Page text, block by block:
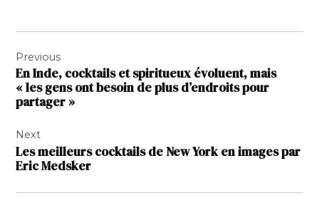
de
l’article
Previous
En Inde, cocktails et spiritueux évoluent, mais
« les gens ont besoin de plus d’endroits pour
partager »
Next
Les meilleurs cocktails de New York en images par
Eric Medsker